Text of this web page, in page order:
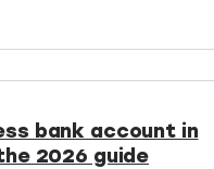
bank account in
2026 guide